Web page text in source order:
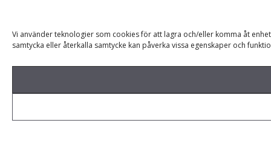
Vi använder teknologier som cookies för att lagra och/eller komma åt
samtycka eller återkalla samtycke kan påverka vissa egenskaper och